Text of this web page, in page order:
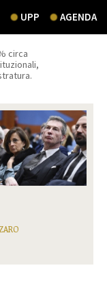
UPP AGENDA
circa